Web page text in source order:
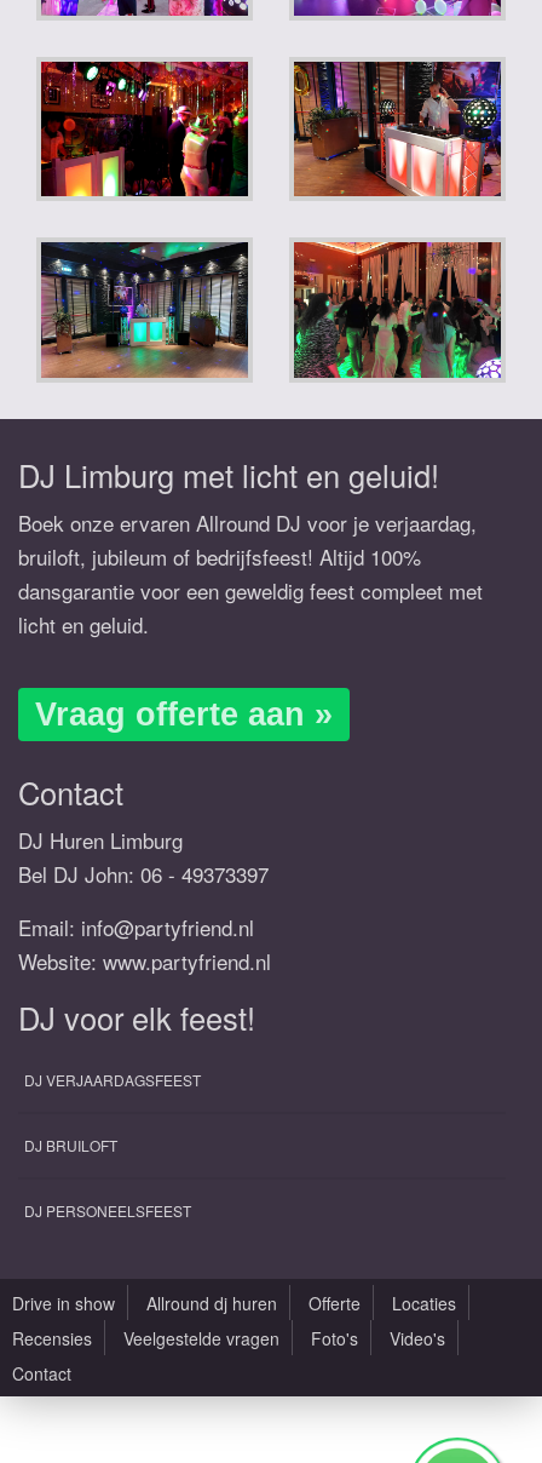
DJ Limburg met licht en geluid!
Boek onze ervaren Allround DJ voor je verjaardag,
bruiloft, jubileum of bedrijfsfeest! Altijd 100%
dansgarantie voor een geweldig feest compleet met
licht en geluid.
Vraag offerte aan »
Contact
DJ Huren Limburg
Bel DJ John: 06 - 49373397
Email: info@partyfriend.nl
Website: www.partyfriend.nl
DJ voor elk feest!
DJ VERJAARDAGSFEEST
DJ BRUILOFT
DJ PERSONEELSFEEST
Drive in show Allround dj huren Offerte
Locaties
Recensies
Veelgestelde vragen Foto's
Video's
Contact
Algemene voorwaarden